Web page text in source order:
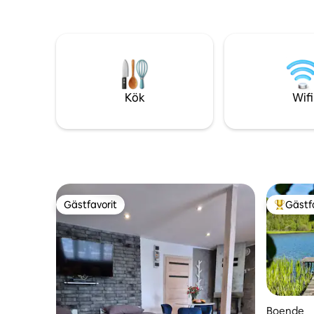
bastu ingår i priset för vistelsen. Husdjur
upp till 10 kg, mot en extra avgift på 70zł
och sjön
ingår i
Kök Wifi
Gästfavorit
Gästfavorit
Boende